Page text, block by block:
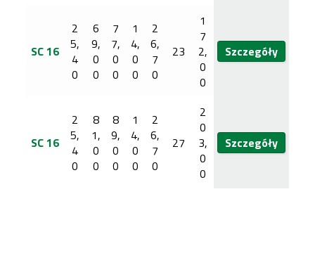
SC 16
2
5,
4
0
6
9,
0
0
7
7,
0
0
1
4,
0
0
2
6,
7
0
23
1
7
2,
0
0
Szczegóły
SC 16
2
5,
4
0
8
1,
0
0
8
9,
0
0
1
4,
0
0
2
6,
7
0
27
2
0
3,
0
0
Szczegóły